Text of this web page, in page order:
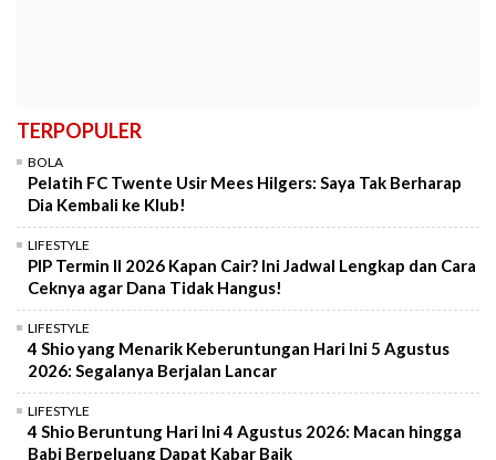
TERPOPULER
BOLA
Pelatih FC Twente Usir Mees Hilgers: Saya Tak Berharap
Dia Kembali ke Klub!
LIFESTYLE
PIP Termin II 2026 Kapan Cair? Ini Jadwal Lengkap dan Cara
Ceknya agar Dana Tidak Hangus!
LIFESTYLE
4 Shio yang Menarik Keberuntungan Hari Ini 5 Agustus
2026: Segalanya Berjalan Lancar
LIFESTYLE
4 Shio Beruntung Hari Ini 4 Agustus 2026: Macan hingga
Babi Berpeluang Dapat Kabar Baik